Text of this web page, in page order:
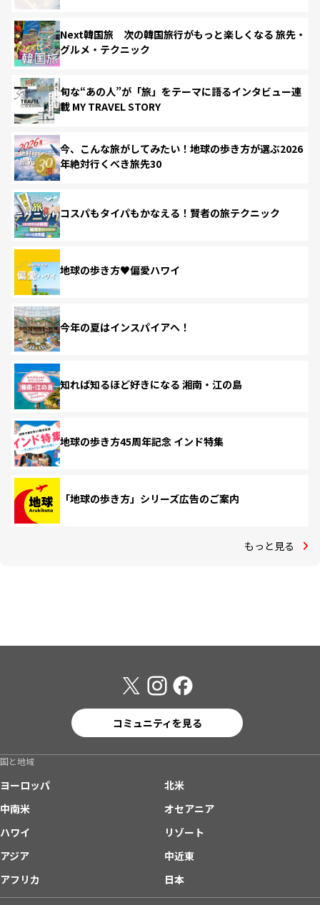
Next韓国旅 次の韓国旅行がもっと楽しくなる 旅先・
グルメ・テクニック
旬な“あの人”が「旅」をテーマに語るインタビュー連
載 MY TRAVEL STORY
今、こんな旅がしてみたい！地球の歩き方が選ぶ2026
年絶対行くべき旅先30
コスパもタイパもかなえる！賢者の旅テクニック
地球の歩き方♥偏愛ハワイ
今年の夏はインスパイアへ！
知れば知るほど好きになる 湘南・江の島
地球の歩き方45周年記念 インド特集
「地球の歩き方」シリーズ広告のご案内
もっと見る
コミュニティを見る
国と地域
ヨーロッパ
北米
中南米
オセアニア
ハワイ
リゾート
アジア
中近東
アフリカ
日本